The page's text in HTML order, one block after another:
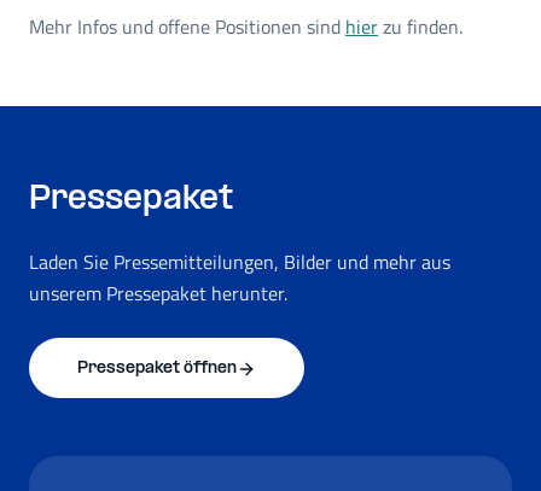
Mehr Infos und offene Positionen sind hierzu finden.
Pressepaket
Laden Sie Pressemitteilungen, Bilder und mehr aus
unserem Pressepaket herunter.
Pressepaket öffnen